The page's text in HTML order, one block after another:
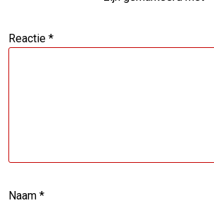
Reactie *
Naam *